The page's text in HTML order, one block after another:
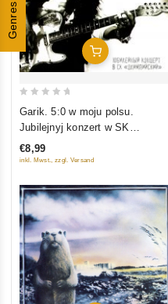
Genres
In Den Warenkorb
5
Garik. 5:0 w moju polsu.
Jubilejnyj konzert w SK
"Olimpijskij"
€8,99
inkl. Mwst., zzgl. Versand